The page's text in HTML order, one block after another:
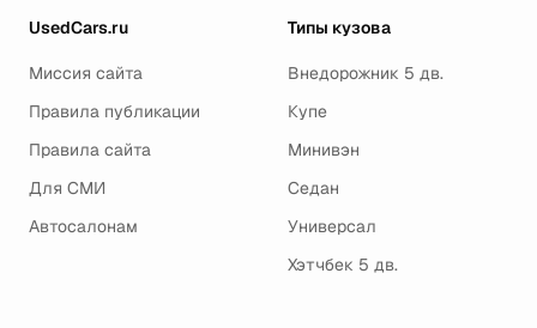
UsedCars.ru
Миссия сайта
Правила публикации
Правила сайта
Для СМИ
Автосалонам
Типы кузова
Внедорожник 5 дв.
Купе
Минивэн
Седан
Универсал
Хэтчбек 5 дв.